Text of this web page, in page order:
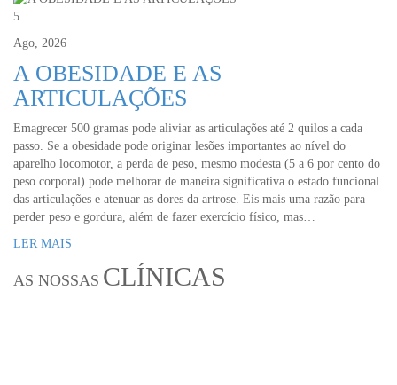
5
Ago, 2026
A OBESIDADE E AS
ARTICULAÇÕES
Emagrecer 500 gramas pode aliviar as articulações até 2 quilos a cada
passo. Se a obesidade pode originar lesões importantes ao nível do
aparelho locomotor, a perda de peso, mesmo modesta (5 a 6 por cento do
peso corporal) pode melhorar de maneira significativa o estado funcional
das articulações e atenuar as dores da artrose. Eis mais uma razão para
perder peso e gordura, além de fazer exercício físico, mas…
LER MAIS
AS NOSSAS CLÍNICAS